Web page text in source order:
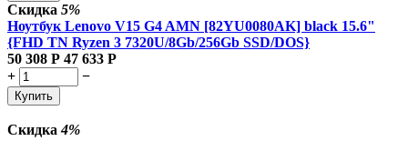
Скидка 5%
Ноутбук Lenovo V15 G4 AMN [82YU0080AK] black 15.6"
{FHD TN Ryzen 3 7320U/8Gb/256Gb SSD/DOS}
50 308 Р 47 633 Р
+
−
Купить
Скидка4%